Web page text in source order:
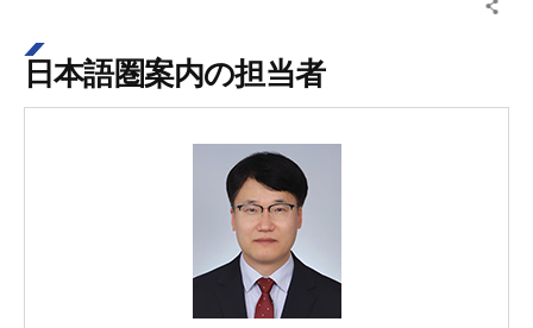
日本語圏案内の担当者